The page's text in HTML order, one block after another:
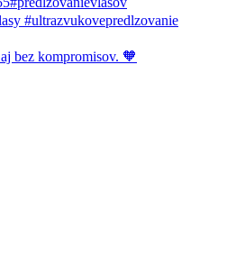
bez kompromisov. 🧡